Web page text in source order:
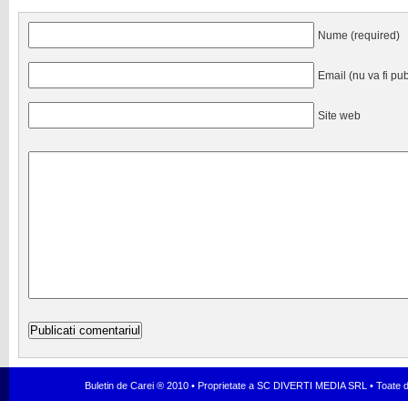
Nume (required)
Email (nu va fi
Site web
Buletin de Carei ® 2010 • Proprietate a SC DIVERTI MEDIA SRL •